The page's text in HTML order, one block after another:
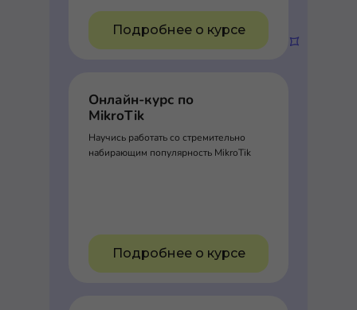
Подробнее о курсе
Онлайн-курс по
MikroTik
Научись работать со стремительно
набирающим популярность MikroTik
Подробнее о курсе